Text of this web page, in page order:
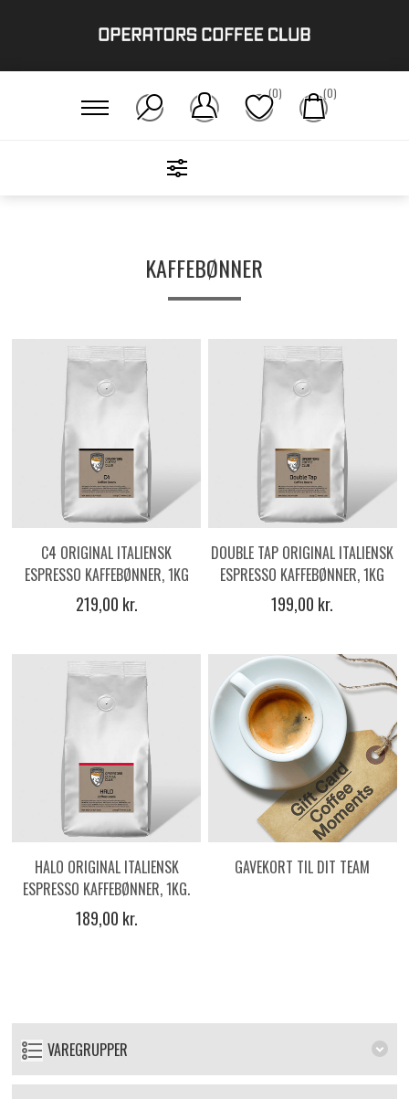
(0) (0)
Der Brygges!
KAFFEBØNNER
C4 ORIGINAL ITALIENSK
ESPRESSO KAFFEBØNNER, 1KG
219,00 kr.
DOUBLE TAP ORIGINAL ITALIENSK
ESPRESSO KAFFEBØNNER, 1KG
199,00 kr.
HALO ORIGINAL ITALIENSK
ESPRESSO KAFFEBØNNER, 1KG.
189,00 kr.
GAVEKORT TIL DIT TEAM
VAREGRUPPER